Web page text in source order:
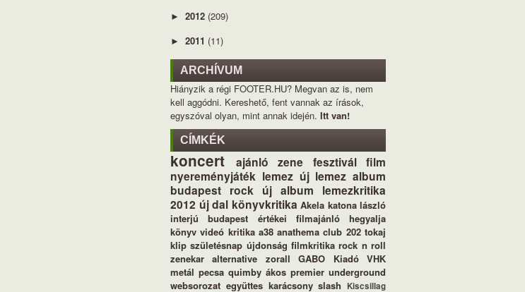
► 2012 (209)
► 2011 (11)
ARCHÍVUM
Hiányzik a régi FOOTER.HU? Megvan az is, nem
kell aggódni. Kereshető, fent vannak az írások,
egyszóval olyan, mint annak idején. Itt van!
CÍMKÉK
koncert ajánló zene fesztivál film
nyereményjáték lemez új lemez album
budapest rock új album
lemezkritika
2012 új dal könyvkritika Akela katona lászló
interjú
budapest értékei filmajánló
hegyalja
könyv videó kritika a38 anathema club 202 tokaj
klip születésnap újdonság filmkritika rock n roll
zenekar
alternative zorall GABO Kiadó
VHK
metál pecsa quimby ákos premier underground
websorozat együttes karácsony slash Kiscsillag